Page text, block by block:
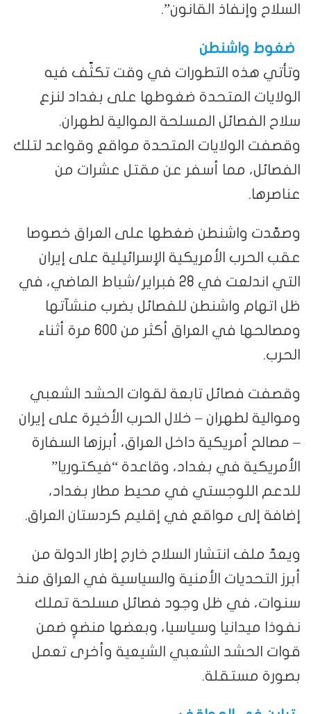
السلاح وإنفاذ القانون”.
ضغوط واشنطن
وتأتي هذه التطورات في وقت تكثّف فيه
الولايات المتحدة ضغوطها على بغداد لنزع
سلاح الفصائل المسلحة الموالية لطهران.
وقصفت الولايات المتحدة مواقع وقواعد لتلك
الفصائل، مما أسفر عن مقتل عشرات من
عناصرها.
وصعّدت واشنطن ضغطها على العراق خصوصا
عقب الحرب الأمريكية الإسرائيلية على إيران
التي اندلعت في 28 فبراير/شباط الماضي، في
ظل اتهام واشنطن للفصائل بضرب منشآتها
ومصالحها في العراق أكثر من 600 مرة أثناء
الحرب.
وقصفت فصائل تابعة لقوات الحشد الشعبي
وموالية لطهران – خلال الحرب الأخيرة على إيران
– مصالح أمريكية داخل العراق، أبرزها السفارة
الأمريكية في بغداد، وقاعدة “فيكتوريا”
للدعم اللوجستي في محيط مطار بغداد،
إضافة إلى مواقع في إقليم كردستان العراق.
ويعدّ ملف انتشار السلاح خارج إطار الدولة من
أبرز التحديات الأمنية والسياسية في العراق منذ
سنوات، في ظل وجود فصائل مسلحة تملك
نفوذا ميدانيا وسياسيا، وبعضها منضوٍ ضمن
قوات الحشد الشعبي الشيعية وأخرى تعمل
بصورة مستقلة.